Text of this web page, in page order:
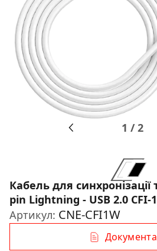
1 /2
Кабель для синхронiзацiї
pin Lightning - USB 2.0 CFI-
Артикул: CNE-CFI1W